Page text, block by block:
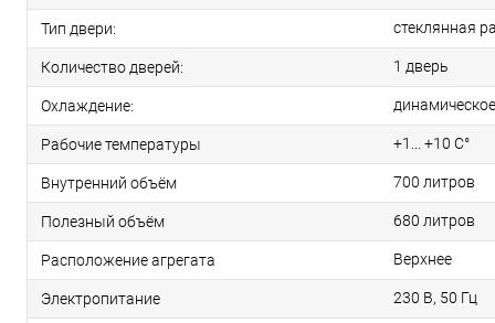
Тип двери: стеклянная
Количество дверей: 1 дверь
Охлаждение: динамическое
Рабочие температуры +1... +10 С°
Внутренний объём 700 литров
Полезный объём 680 литров
Расположение агрегата Верхнее
Электропитание 230 В, 50 Гц